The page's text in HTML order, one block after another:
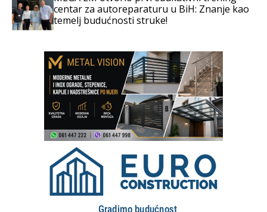
centar za autoreparaturu u BiH: Znanje kao
temelj budućnosti struke!